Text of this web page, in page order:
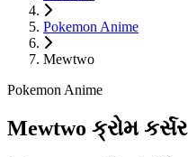
Pokemon Anime
Mewtwo
Pokemon Anime
Mewtwo ક્રોમ કર્સર